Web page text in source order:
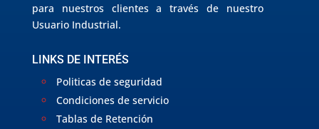
para nuestros clientes a través de nuestro
Usuario Industrial.
LINKS DE INTERÉS
Politicas de seguridad
Condiciones de servicio
Tablas de Retención